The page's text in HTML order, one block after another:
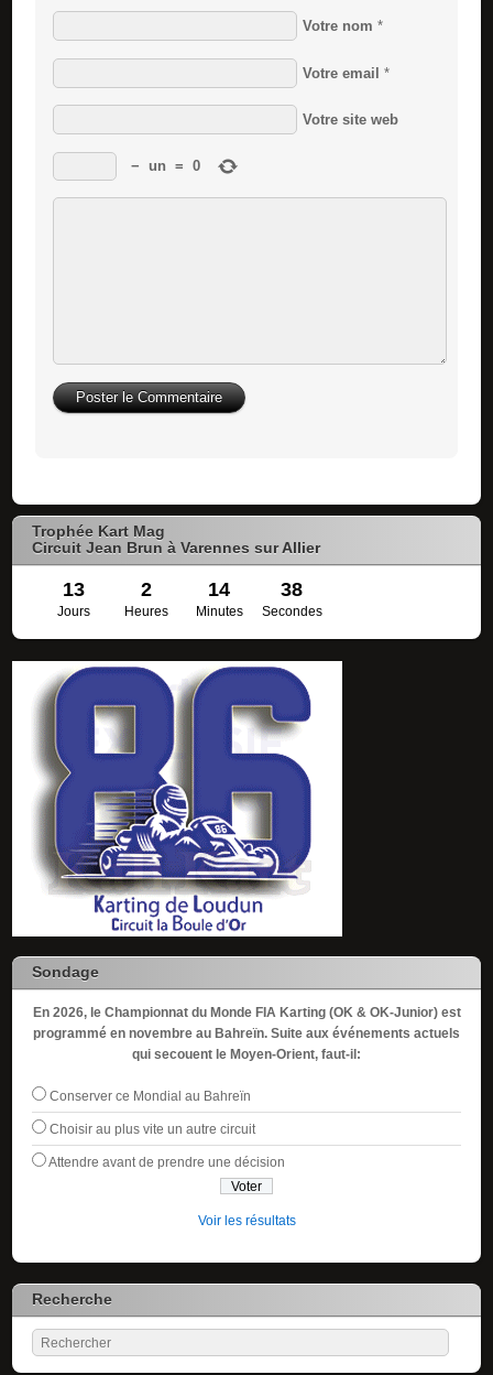
Votre nom *
Votre email *
Votre site web
− un = 0
Trophée Kart Mag
Circuit Jean Brun à Varennes sur Allier
13 2 14 38
Jours Heures Minutes Secondes
Sondage
En 2026, le Championnat du Monde FIA Karting (OK & OK-Junior) est
programmé en novembre au Bahreïn. Suite aux événements actuels
qui secouent le Moyen-Orient, faut-il:
Conserver ce Mondial au Bahreïn
Choisir au plus vite un autre circuit
Attendre avant de prendre une décision
Voir les résultats
Recherche